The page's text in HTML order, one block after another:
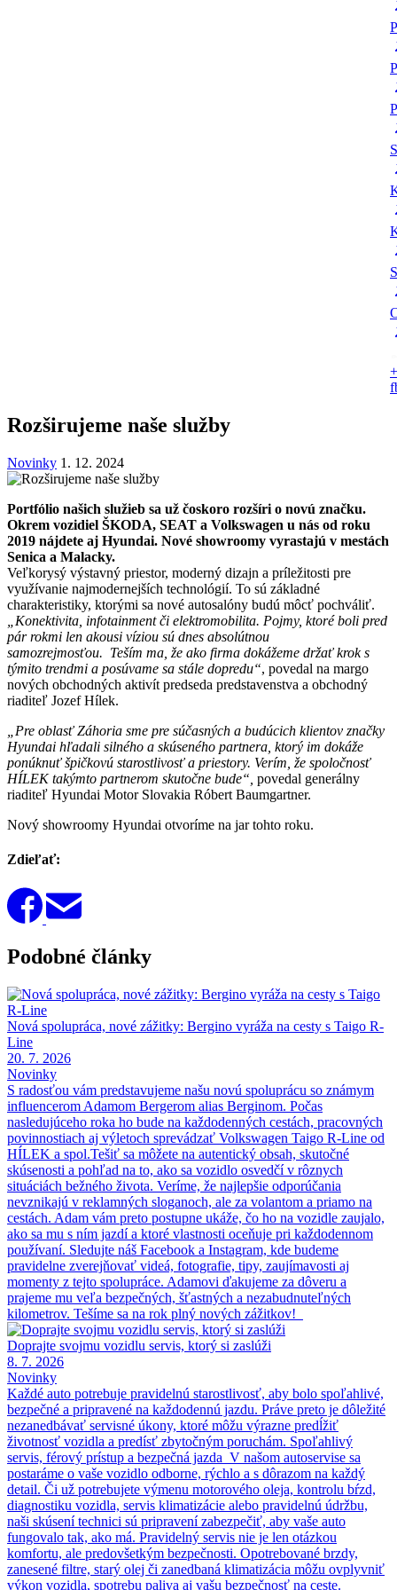
Rozširujeme naše služby
Novinky 1. 12. 2024
Portfólio našich služieb sa už čoskoro rozšíri o novú značku.
Okrem vozidiel ŠKODA, SEAT a Volkswagen u nás od roku
2019 nájdete aj Hyundai. Nové showroomy vyrastajú v mestách
Senica a Malacky.
Veľkorysý výstavný priestor, moderný dizajn a príležitosti pre
využívanie najmodernejších technológií. To sú základné
charakteristiky, ktorými sa nové autosalóny budú môcť pochváliť.
„Konektivita, infotainment či elektromobilita. Pojmy, ktoré boli pred
pár rokmi len akousi víziou sú dnes absolútnou
samozrejmosťou. Teším ma, že ako firma dokážeme držať krok s
týmito trendmi a posúvame sa stále dopredu“, povedal na margo
nových obchodných aktivít predseda predstavenstva a obchodný
riaditeľ Jozef Hílek.
„Pre oblasť Záhoria sme pre súčasných a budúcich klientov značky
Hyundai hľadali silného a skúseného partnera, ktorý im dokáže
ponúknuť špičkovú starostlivosť a priestory. Verím, že spoločnosť
HÍLEK takýmto partnerom skutočne bude“, povedal generálny
riaditeľ Hyundai Motor Slovakia Róbert Baumgartner.
Nový showroomy Hyundai otvoríme na jar tohto roku.
Zdieľať:
Podobné články
Nová spolupráca, nové zážitky: Bergino vyráža na cesty s Taigo R-
Line
20. 7. 2026
Novinky
S radosťou vám predstavujeme našu novú spoluprácu so známym
influencerom Adamom Bergerom alias Berginom. Počas
nasledujúceho roka ho bude na každodenných cestách, pracovných
povinnostiach aj výletoch sprevádzať Volkswagen Taigo R-Line od
HÍLEK a spol.Tešiť sa môžete na autentický obsah, skutočné
skúsenosti a pohľad na to, ako sa vozidlo osvedčí v rôznych
situáciách bežného života. Veríme, že najlepšie odporúčania
nevznikajú v reklamných sloganoch, ale za volantom a priamo na
cestách. Adam vám preto postupne ukáže, čo ho na vozidle zaujalo,
ako sa mu s ním jazdí a ktoré vlastnosti oceňuje pri každodennom
používaní. Sledujte náš Facebook a Instagram, kde budeme
pravidelne zverejňovať videá, fotografie, tipy, zaujímavosti aj
momenty z tejto spolupráce. Adamovi ďakujeme za dôveru a
prajeme mu veľa bezpečných, šťastných a nezabudnuteľných
kilometrov. Tešíme sa na rok plný nových zážitkov!
Doprajte svojmu vozidlu servis, ktorý si zaslúži
8. 7. 2026
Novinky
Každé auto potrebuje pravidelnú starostlivosť, aby bolo spoľahlivé,
bezpečné a pripravené na každodennú jazdu. Práve preto je dôležité
nezanedbávať servisné úkony, ktoré môžu výrazne predĺžiť
životnosť vozidla a predísť zbytočným poruchám. Spoľahlivý
servis, férový prístup a bezpečná jazda V našom autoservise sa
postaráme o vaše vozidlo odborne, rýchlo a s dôrazom na každý
detail. Či už potrebujete výmenu motorového oleja, kontrolu bŕzd,
diagnostiku vozidla, servis klimatizácie alebo pravidelnú údržbu,
naši skúsení technici sú pripravení zabezpečiť, aby vaše auto
fungovalo tak, ako má. Pravidelný servis nie je len otázkou
komfortu, ale predovšetkým bezpečnosti. Opotrebované brzdy,
zanesené filtre, starý olej či zanedbaná klimatizácia môžu ovplyvniť
výkon vozidla, spotrebu paliva aj vašu bezpečnosť na ceste.